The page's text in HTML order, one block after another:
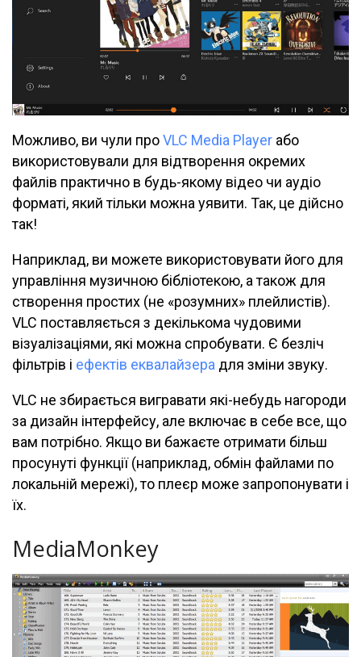
Можливо, ви чули проVLC Media Player або
використовували для відтворення окремих
файлів практично в будь-якому відео чи аудіо
форматі, який тільки можна уявити. Так, це дійсно
так!
Наприклад, ви можете використовувати його для
управління музичною бібліотекою, а також для
створення простих (не «розумних» плейлистів).
VLC поставляється з декількома чудовими
візуалізаціями, які можна спробувати. Є безліч
фільтрів і ефектів еквалайзера для зміни звуку.
VLC не збирається вигравати які-небудь нагороди
за дизайн інтерфейсу, але включає в себе все, що
вам потрібно. Якщо ви бажаєте отримати більш
просунуті функції (наприклад, обмін файлами по
локальній мережі), то плеєр може запропонувати і
їх.
MediaMonkey